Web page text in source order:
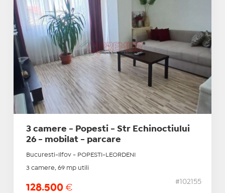
3 camere - Popesti - Str Echinoctiului
26 - mobilat - parcare
Bucuresti-Ilfov - POPESTI-LEORDENI
3 camere, 69 mp utili
128.500 €
#102155